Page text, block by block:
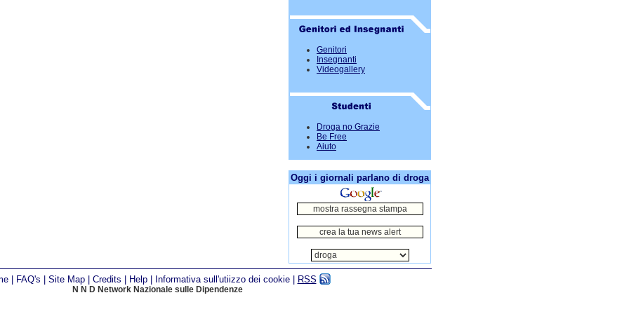
Genitori
Insegnanti
Videogallery
Droga no Grazie
Be Free
Aiuto
Oggi i giornali parlano di droga
| FAQ's Site Map| Credits Help| Informativa sull'utiizzo dei cookie| RSS
N N D Network Nazionale sulle Dipendenze